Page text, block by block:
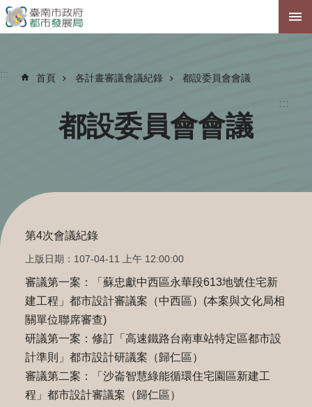
跳到主要內容區塊
:::
::: 首頁 各計畫審議會議紀錄 都設委員會會議
都設委員會會議
第4次會議紀錄
上版日期：107-04-11 上午 12:00:00
審議第一案：「蘇忠獻中西區永華段613地號住宅新
建工程」都市設計審議案（中西區）(本案與文化局相
關單位聯席審查)
研議第一案：修訂「高速鐵路台南車站特定區都市設
計準則」都市設計研議案（歸仁區）
審議第二案：「沙崙智慧綠能循環住宅園區新建工
程」都市設計審議案（歸仁區）